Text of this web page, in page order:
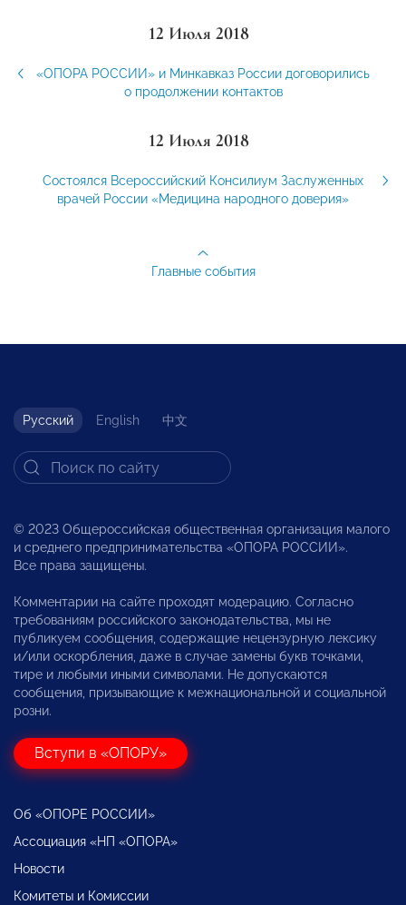
12 Июля 2018
«ОПОРА РОССИИ» и Минкавказ России договорились
о продолжении контактов
12 Июля 2018
Состоялся Всероссийский Консилиум Заслуженных
врачей России «Медицина народного доверия»
Главные события
Русский English 中文
© 2023 Общероссийская общественная организация малого
и среднего предпринимательства «ОПОРА РОССИИ».
Все права защищены.
Комментарии на сайте проходят модерацию. Согласно
требованиям российского законодательства, мы не
публикуем сообщения, содержащие нецензурную лексику
и/или оскорбления, даже в случае замены букв точками,
тире и любыми иными символами. Не допускаются
сообщения, призывающие к межнациональной и социальной
розни.
Вступи в «ОПОРУ»
Об «ОПОРЕ РОССИИ»
Ассоциация «НП «ОПОРА»
Новости
Комитеты и Комиссии